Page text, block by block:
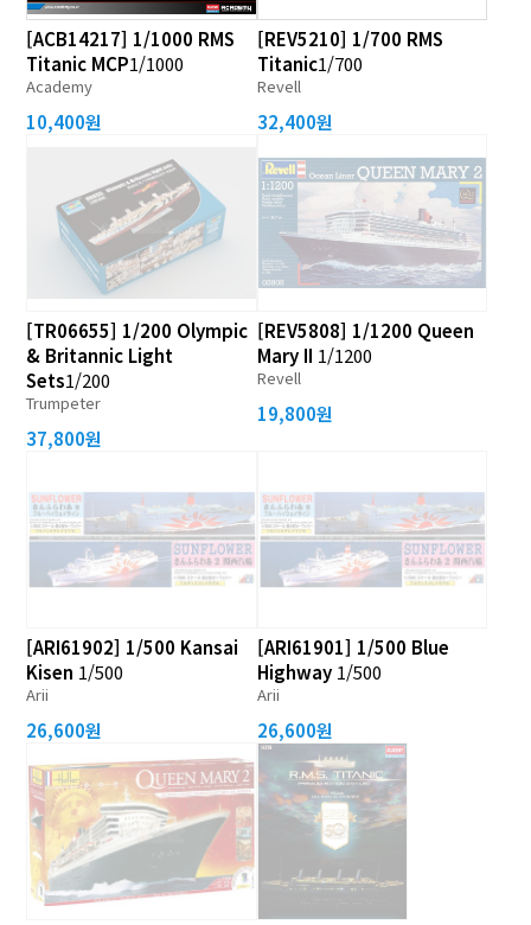
[ACB14217] 1/1000 RMS
Titanic MCP1/1000
Academy
10,400원
[REV5210] 1/700 RMS
Titanic1/700
Revell
32,400원
[TR06655] 1/200 Olympic
& Britannic Light
Sets1/200
Trumpeter
37,800원
[REV5808] 1/1200 Queen
Mary II 1/1200
Revell
19,800원
[ARI61902] 1/500 Kansai
Kisen 1/500
Arii
26,600원
[ARI61901] 1/500 Blue
Highway 1/500
Arii
26,600원